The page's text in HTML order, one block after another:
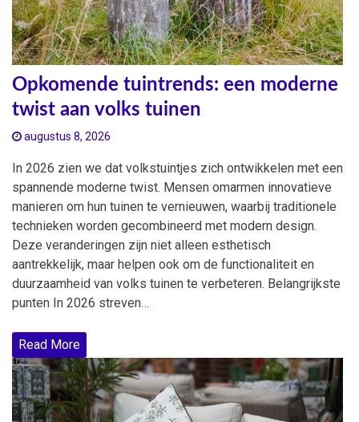
Opkomende tuintrends: een moderne
twist aan volks tuinen
augustus 8, 2026
In 2026 zien we dat volkstuintjes zich ontwikkelen met een
spannende moderne twist. Mensen omarmen innovatieve
manieren om hun tuinen te vernieuwen, waarbij traditionele
technieken worden gecombineerd met modern design.
Deze veranderingen zijn niet alleen esthetisch
aantrekkelijk, maar helpen ook om de functionaliteit en
duurzaamheid van volks tuinen te verbeteren. Belangrijkste
punten In 2026 streven…
Read More